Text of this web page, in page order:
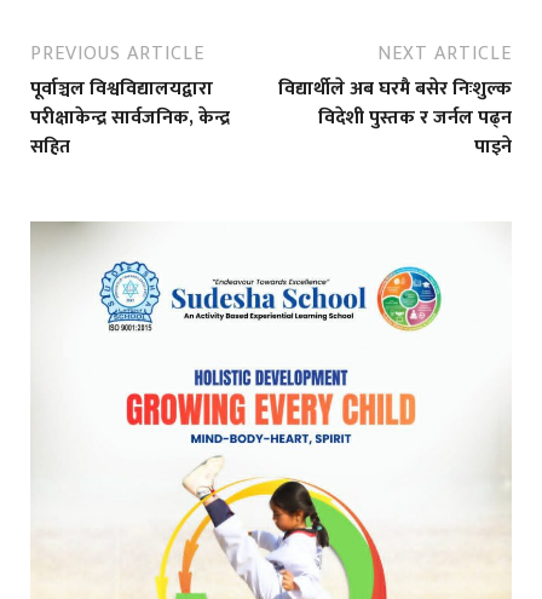
PREVIOUS ARTICLE
पूर्वाञ्चल विश्वविद्यालयद्वारा
परीक्षाकेन्द्र सार्वजनिक, केन्द्र
सहित
NEXT ARTICLE
विद्यार्थीले अब घरमै बसेर निःशुल्क
विदेशी पुस्तक र जर्नल पढ्न
पाइने